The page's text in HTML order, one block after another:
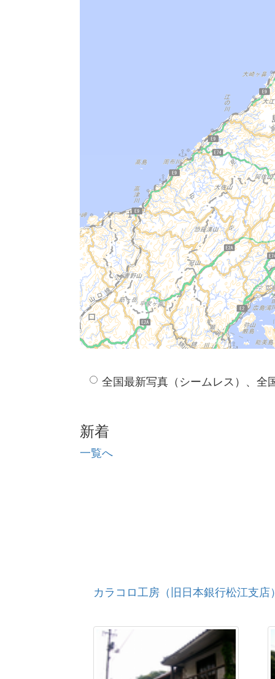
全国最新写真（シームレス）、全
新着
一覧へ
カラコロ工房（旧日本銀行松江支店